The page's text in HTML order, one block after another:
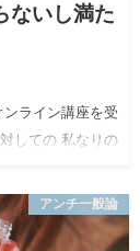
ないし満た
ライン講座を受
しての 私なりの
と思って 飲み込
アンチ一般論